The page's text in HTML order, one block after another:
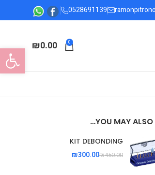
פתח
0528691139
0
₪0.00
YOU MAY ALSO
KIT DEBONDING
₪450.00
₪300.00